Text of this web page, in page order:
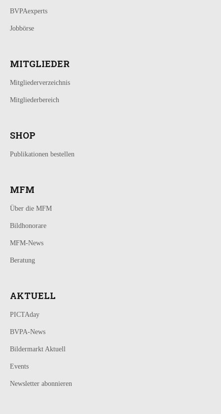
BVPAexperts
Jobbörse
MITGLIEDER
Mitgliederverzeichnis
Mitgliederbereich
SHOP
Publikationen bestellen
MFM
Über die MFM
Bildhonorare
MFM-News
Beratung
AKTUELL
PICTAday
BVPA-News
Bildermarkt Aktuell
Events
Newsletter abonnieren